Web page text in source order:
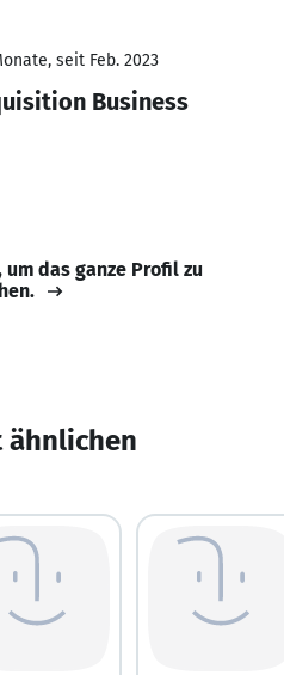
seit Feb. 2023
Business
um das ganze Profil zu
ähnlichen